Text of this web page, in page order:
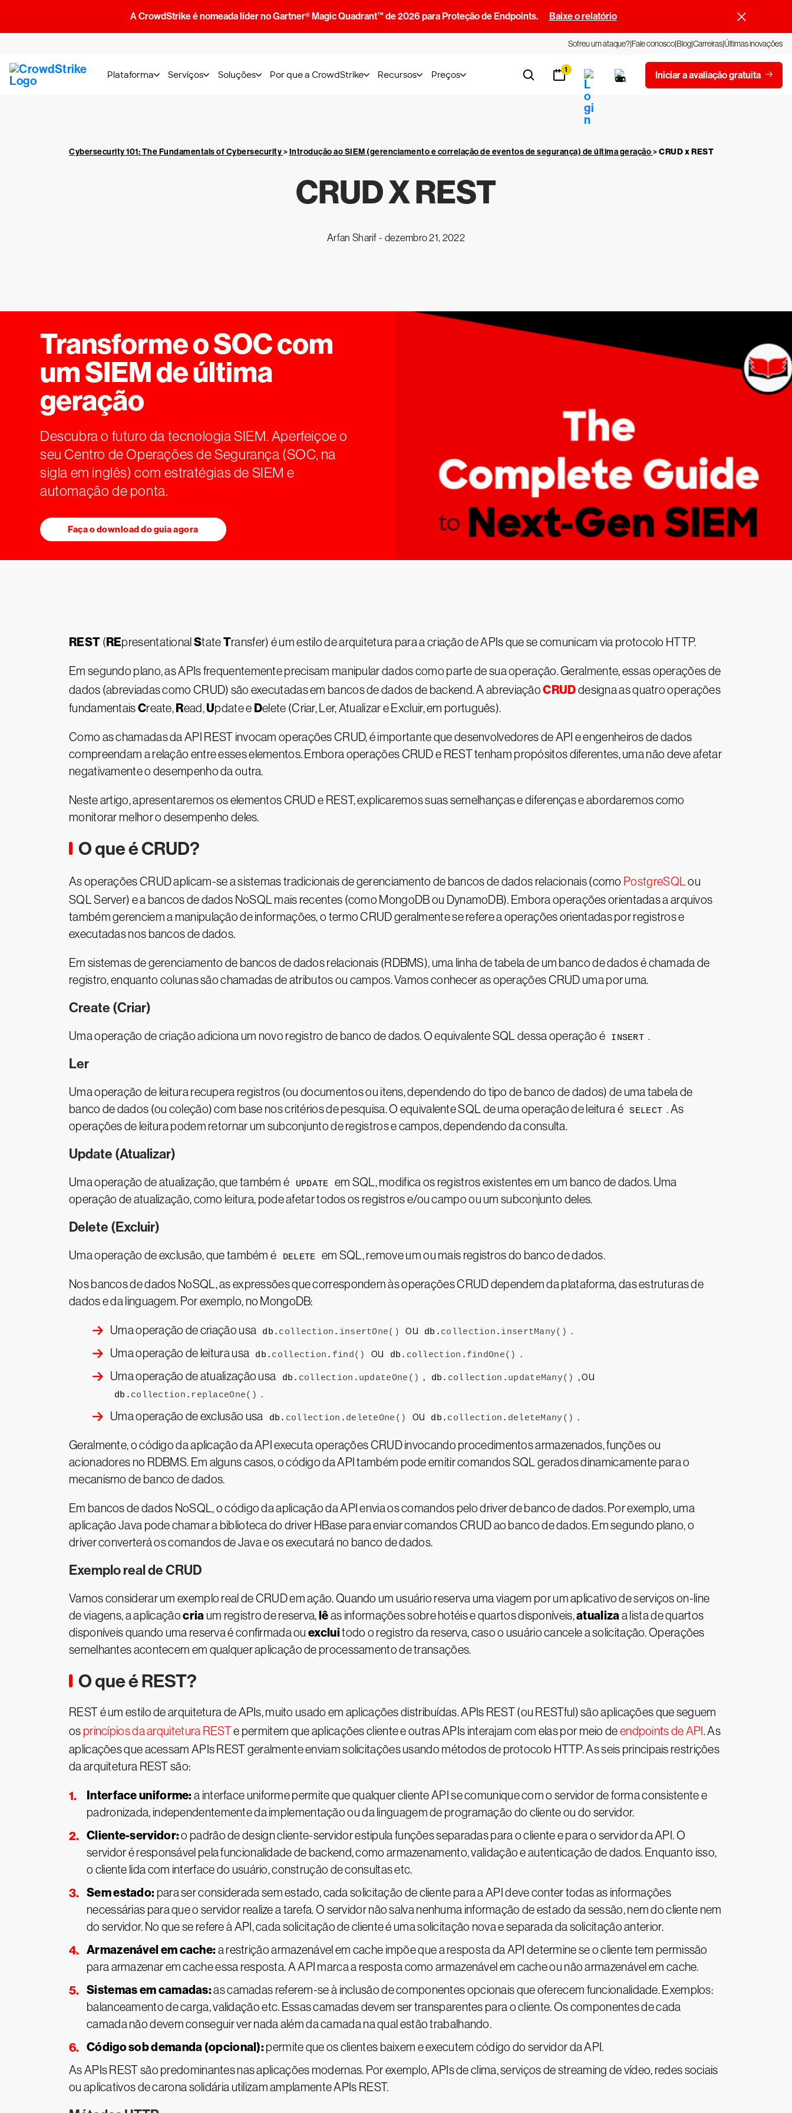
A CrowdStrike é nomeada líder no Gartner® Magic Quadrant™ de 2026 para Proteção de Endpoints. Baixe o relatório
Sofreu um ataque?Fale conoscoBlogCarreirasÚltimas inovações
Plataforma Serviços Soluções Por que a CrowdStrike Recursos Preços 1 Iniciar a avaliação gratuita
Cybersecurity 101: The Fundamentals of Cybersecurity>Introdução ao SIEM (gerenciamento e correlação de eventos de segurança) de última geração>CRUD x REST
CRUD X REST
Arfan Sharif - dezembro 21, 2022
Transforme o SOC com
um SIEM de última
geração
Descubra o futuro da tecnologia SIEM. Aperfeiçoe o
seu Centro de Operações de Segurança (SOC, na
sigla em inglês) com estratégias de SIEM e
automação de ponta.
Faça o download do guia agora
REST (REpresentational StateTransfer) é um estilo de arquitetura para a criação de APIs que se comunicam via protocolo HTTP.
Em segundo plano, as APIs frequentemente precisam manipular dados como parte de sua operação. Geralmente, essas operações de
dados (abreviadas como CRUD) são executadas em bancos de dados de backend. A abreviaçãoCRUDdesigna as quatro operações
fundamentaisCreate,Read,Update e Delete (Criar, Ler, Atualizar e Excluir, em português).
Como as chamadas da API REST invocam operações CRUD, é importante que desenvolvedores de API e engenheiros de dados
compreendam a relação entre esses elementos. Embora operações CRUD e REST tenham propósitos diferentes, uma não deve afetar
negativamente o desempenho da outra.
Neste artigo, apresentaremos os elementos CRUD e REST, explicaremos suas semelhanças e diferenças e abordaremos como
monitorar melhor o desempenho deles.
O que é CRUD?
As operações CRUD aplicam-se a sistemas tradicionais de gerenciamento de bancos de dados relacionais (como PostgreSQLou
SQL Server) e a bancos de dados NoSQL mais recentes (como MongoDB ou DynamoDB). Embora operações orientadas a arquivos
também gerenciem a manipulação de informações, o termo CRUD geralmente se refere a operações orientadas por registros e
executadas nos bancos de dados.
Em sistemas de gerenciamento de bancos de dados relacionais (RDBMS), uma linha de tabela de um banco de dados é chamada de
registro, enquanto colunas são chamadas de atributos ou campos. Vamos conhecer as operações CRUD uma por uma.
Create (Criar)
Uma operação de criação adiciona um novo registro de banco de dados. O equivalente SQL dessa operação é INSERT .
Ler
Uma operação de leitura recupera registros (ou documentos ou itens, dependendo do tipo de banco de dados) de uma tabela de
banco de dados (ou coleção) com base nos critérios de pesquisa. O equivalente SQL de uma operação de leitura é
SELECT . As
operações de leitura podem retornar um subconjunto de registros e campos, dependendo da consulta.
Update (Atualizar)
Uma operação de atualização, que também é UPDATE
em SQL, modifica os registros existentes em um banco de dados. Uma
operação de atualização, como leitura, pode afetar todos os registros e/ou campo ou um subconjunto deles.
Delete (Excluir)
Uma operação de exclusão, que também é DELETE em SQL, remove um ou mais registros do banco de dados.
Nos bancos de dados NoSQL, as expressões que correspondem às operações CRUD dependem da plataforma, das estruturas de
dados e da linguagem. Por exemplo, no MongoDB:
Uma operação de criação usa db. collection . insertOne() ou db. collection . insertMany() .
Uma operação de leitura usa
db. collection . find() ou db. collection . findOne() .
Uma operação de atualização usa
db. collection . updateOne () , db. collection . updateMany() , ou
db. collection . replaceOne() .
Uma operação de exclusão usa
db. collection . deleteOne () ou db. collection . deleteMany() .
Geralmente, o código da aplicação da API executa operações CRUD invocando procedimentos armazenados, funções ou
acionadores no RDBMS. Em alguns casos, o código da API também pode emitir comandos SQL gerados dinamicamente para o
mecanismo de banco de dados.
Em bancos de dados NoSQL, o código da aplicação da API envia os comandos pelo driver de banco de dados. Por exemplo, uma
aplicação Java pode chamar a biblioteca do driver HBase para enviar comandos CRUD ao banco de dados. Em segundo plano, o
driver converterá os comandos de Java e os executará no banco de dados.
Exemplo real de CRUD
Vamos considerar um exemplo real de CRUD em ação. Quando um usuário reserva uma viagem por um aplicativo de serviços on-line
de viagens, a aplicaçãocria um registro de reserva,lêas informações sobre hotéis e quartos disponíveis,atualizaa lista de quartos
disponíveis quando uma reserva é confirmada ouexcluitodo o registro da reserva, caso o usuário cancele a solicitação. Operações
semelhantes acontecem em qualquer aplicação de processamento de transações.
O que é REST?
REST é um estilo de arquitetura de APIs, muito usado em aplicações distribuídas. APIs REST (ou RESTful) são aplicações que seguem
os princípios da arquitetura RESTe permitem que aplicações cliente e outras APIs interajam com elas por meio deendpoints de API . As
aplicações que acessam APIs REST geralmente enviam solicitações usando métodos de protocolo HTTP. As seis principais restrições
da arquitetura REST são:
Interface uniforme:a interface uniforme permite que qualquer cliente API se comunique com o servidor de forma consistente e
padronizada, independentemente da implementação ou da linguagem de programação do cliente ou do servidor.
Cliente-servidor:o padrão de design cliente-servidor estipula funções separadas para o cliente e para o servidor da API. O
servidor é responsável pela funcionalidade de backend, como armazenamento, validação e autenticação de dados. Enquanto isso,
o cliente lida com interface do usuário, construção de consultas etc.
Sem estado: para ser considerada sem estado, cada solicitação de cliente para a API deve conter todas as informações
necessárias para que o servidor realize a tarefa. O servidor não salva nenhuma informação de estado da sessão, nem do cliente nem
do servidor. No que se refere à API, cada solicitação de cliente é uma solicitação nova e separada da solicitação anterior.
Armazenável em cache:a restrição armazenável em cache impõe que a resposta da API determine se o cliente tem permissão
para armazenar em cache essa resposta. A API marca a resposta como armazenável em cache ou não armazenável em cache.
Sistemas em camadas:as camadas referem-se à inclusão de componentes opcionais que oferecem funcionalidade. Exemplos:
balanceamento de carga, validação etc. Essas camadas devem ser transparentes para o cliente. Os componentes de cada
camada não devem conseguir ver nada além da camada na qual estão trabalhando.
Código sob demanda (opcional):permite que os clientes baixem e executem código do servidor da API.
As APIs REST são predominantes nas aplicações modernas. Por exemplo, APIs de clima, serviços de streaming de vídeo, redes sociais
ou aplicativos de carona solidária utilizam amplamente APIs REST.